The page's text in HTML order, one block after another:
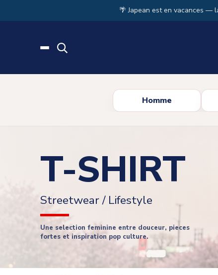
🌴 Japean est en vacances —
Homme
T-SHIRT
Streetwear / Lifestyle
Une selection feminine entre douceur, pieces
fortes et inspiration pop culture.